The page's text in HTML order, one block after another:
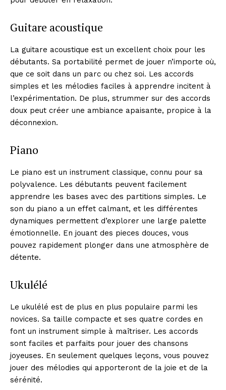
Guitare acoustique
La guitare acoustique est un excellent choix pour les
débutants. Sa portabilité permet de jouer n’importe où,
que ce soit dans un parc ou chez soi. Les accords
simples et les mélodies faciles à apprendre incitent à
l’expérimentation. De plus, strummer sur des accords
doux peut créer une ambiance apaisante, propice à la
déconnexion.
Piano
Le piano est un instrument classique, connu pour sa
polyvalence. Les débutants peuvent facilement
apprendre les bases avec des partitions simples. Le
son du piano a un effet calmant, et les différentes
dynamiques permettent d’explorer une large palette
émotionnelle. En jouant des pieces douces, vous
pouvez rapidement plonger dans une atmosphère de
détente.
Ukulélé
Le ukulélé est de plus en plus populaire parmi les
novices. Sa taille compacte et ses quatre cordes en
font un instrument simple à maîtriser. Les accords
sont faciles et parfaits pour jouer des chansons
joyeuses. En seulement quelques leçons, vous pouvez
jouer des mélodies qui apporteront de la joie et de la
sérénité.